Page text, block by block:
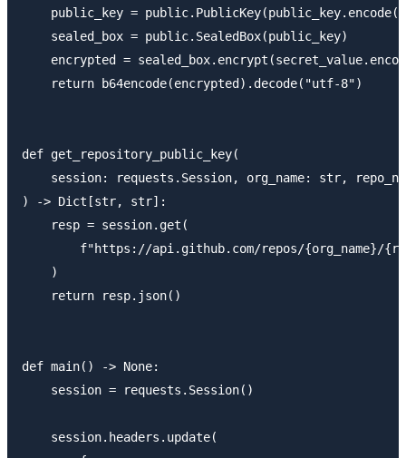
public_key =
    sealed_box = public.SealedBox(public_key)
encrypted =
    return b64encode(encrypted).decode("utf-8")
def get_repository_public_key(
session: requests.Session, org_name: str,
) -> Dict[str, str]:
    resp = session.get(
f"https://api.github.com/repos/{org_name}/
    )
    return resp.json()
def main() -> None:
    session = requests.Session()
    session.headers.update(